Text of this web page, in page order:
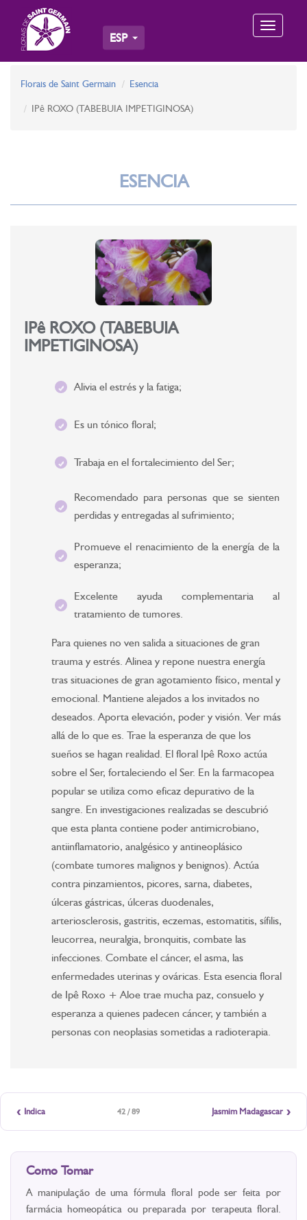
Toggle
ESP
Florais de Saint Germain Esencia
IPê ROXO (TABEBUIA IMPETIGINOSA)
ESENCIA
IPê ROXO (TABEBUIA
IMPETIGINOSA)
Alivia el estrés y la fatiga;
Es un tónico floral;
Trabaja en el fortalecimiento del Ser;
Recomendado para personas que se sienten
perdidas y entregadas al sufrimiento;
Promueve el renacimiento de la energía de la
esperanza;
Excelente ayuda complementaria al
tratamiento de tumores.
Para quienes no ven salida a situaciones de gran
trauma y estrés. Alinea y repone nuestra energía
tras situaciones de gran agotamiento físico, mental y
emocional. Mantiene alejados a los invitados no
deseados. Aporta elevación, poder y visión. Ver más
allá de lo que es. Trae la esperanza de que los
sueños se hagan realidad. El floral Ipê Roxo actúa
sobre el Ser, fortaleciendo el Ser. En la farmacopea
popular se utiliza como eficaz depurativo de la
sangre. En investigaciones realizadas se descubrió
que esta planta contiene poder antimicrobiano,
antiinflamatorio, analgésico y antineoplásico
(combate tumores malignos y benignos). Actúa
contra pinzamientos, picores, sarna, diabetes,
úlceras gástricas, úlceras duodenales,
arteriosclerosis, gastritis, eczemas, estomatitis, sífilis,
leucorrea, neuralgia, bronquitis, combate las
infecciones. Combate el cáncer, el asma, las
enfermedades uterinas y ováricas. Esta esencia floral
de Ipê Roxo + Aloe trae mucha paz, consuelo y
esperanza a quienes padecen cáncer, y también a
personas con neoplasias sometidas a radioterapia.
‹ Indica 42 / 89 Jasmim Madagascar ›
Como Tomar
A manipulação de uma fórmula floral pode ser feita por
farmácia homeopática ou preparada por terapeuta floral.